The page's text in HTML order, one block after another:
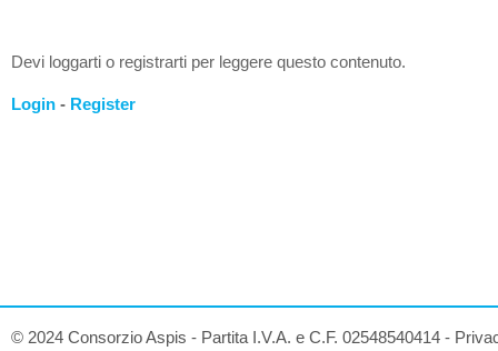
Devi loggarti o registrarti per leggere questo contenuto.
Login - Register
© 2024 Consorzio Aspis - Partita I.V.A. e C.F. 02548540414 -